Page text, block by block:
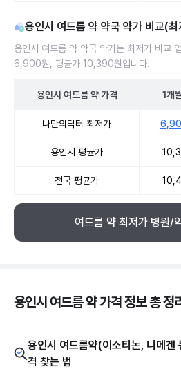
용인시 여드름 약 약국 약가 비교(
용인시 여드름 약 약국 약가는 최저가 비교 앱
6,900원, 평균가 10,390원입니다.
용인시 여드름 약가격 1개
나만의닥터 최저가
용인시 평균가
전국 평균가
여드름 약 최저가 병원/
용인시 여드름 약 가격 정보 총 정
용인시 여드름약(이소티논, 니메겐
격 찾는 법